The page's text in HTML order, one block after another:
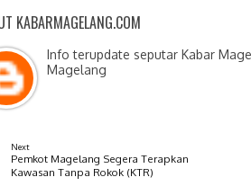
KABARMAGELANG.COM
Info terupdate seputar Kabar
Magelang
Next
Pemkot Magelang Segera Terapkan
Kawasan Tanpa Rokok (KTR)